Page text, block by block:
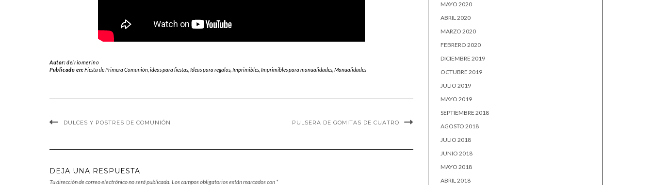
Autor:delriomerino
Publicado en:Fiesta de Primera Comunión ,ideas para fiestas ,Ideas para regalos ,Imprimibles ,Imprimibles para manualidades ,Manualidades
DULCES Y POSTRES DE COMUNIÓN PULSERA DE GOMITAS DE CUATRO
DEJA UNA RESPUESTA
Tu dirección de correo electrónico no será publicada. Los campos obligatorios están marcados con *
MAYO 2020
ABRIL 2020
MARZO 2020
FEBRERO 2020
DICIEMBRE 2019
OCTUBRE 2019
JULIO 2019
MAYO 2019
SEPTIEMBRE 2018
AGOSTO 2018
JULIO 2018
JUNIO 2018
MAYO 2018
ABRIL 2018